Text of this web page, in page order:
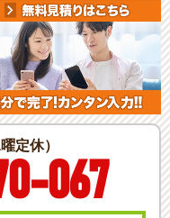
定休）
067